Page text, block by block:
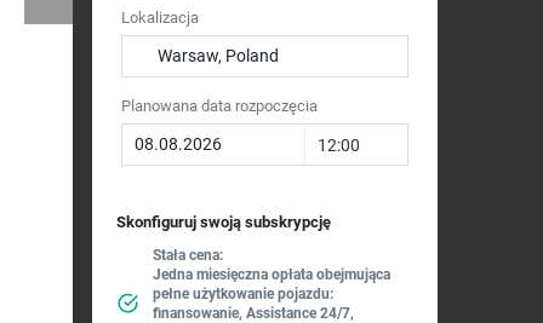
Lokalizacja
Warsaw, Poland
Planowana data rozpoczęcia
12:00
Skonfiguruj swoją subskrypcję
Stała cena:
Jedna miesięczna opłata obejmująca
pełne użytkowanie pojazdu:
finansowanie, Assistance 24/7,